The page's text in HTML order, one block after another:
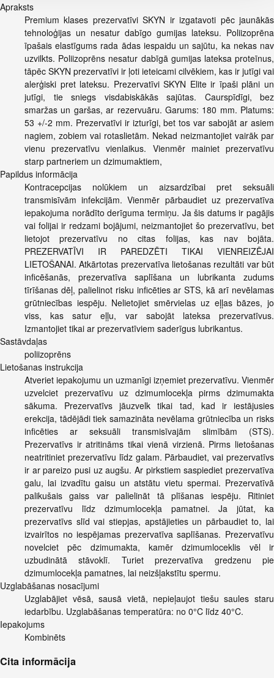
Apraksts
Premium klases prezervatīvi SKYN ir izgatavoti pēc jaunākās
tehnoloģijas un nesatur dabīgo gumijas lateksu. Poliizoprēna
īpašais elastīgums rada ādas iespaidu un sajūtu, ka nekas nav
uzvilkts. Poliizoprēns nesatur dabīgā gumijas lateksa proteīnus,
tāpēc SKYN prezervatīvi ir ļoti ieteicami cilvēkiem, kas ir jutīgi vai
alerģiski pret lateksu. Prezervatīvi SKYN Elite ir īpaši plāni un
jutīgi, tie sniegs visdabiskākās sajūtas. Caurspīdīgi, bez
smaržas un garšas, ar rezervuāru. Garums: 180 mm. Platums:
53 +/-2 mm. Prezervatīvi ir izturīgi, bet tos var sabojāt ar asiem
nagiem, zobiem vai rotaslietām. Nekad neizmantojiet vairāk par
vienu prezervatīvu vienlaikus. Vienmēr mainiet prezervatīvu
starp partneriem un dzimumaktiem,
Papildus informācija
Kontracepcijas nolūkiem un aizsardzībai pret seksuāli
transmisīvām infekcijām. Vienmēr pārbaudiet uz prezervatīva
iepakojuma norādīto derīguma termiņu. Ja šis datums ir pagājis
vai folijai ir redzami bojājumi, neizmantojiet šo prezervatīvu, bet
lietojot prezervatīvu no citas folijas, kas nav bojāta.
PREZERVATĪVI IR PAREDZĒTI TIKAI VIENREIZĒJAI
LIETOŠANAI. Atkārtotas prezervatīva lietošanas rezultāti var būt
inficēšanās, prezervatīva saplīšana un lubrikanta zudums
tīrīšanas dēļ, palielinot risku inficēties ar STS, kā arī nevēlamas
grūtniecības iespēju. Nelietojiet smērvielas uz eļļas bāzes, jo
viss, kas satur eļļu, var sabojāt lateksa prezervatīvus.
Izmantojiet tikai ar prezervatīviem saderīgus lubrikantus.
Sastāvdaļas
poliizoprēns
Lietošanas instrukcija
Atveriet iepakojumu un uzmanīgi izņemiet prezervatīvu. Vienmēr
uzvelciet prezervatīvu uz dzimumlocekļa pirms dzimumakta
sākuma. Prezervatīvs jāuzvelk tikai tad, kad ir iestājusies
erekcija, tādējādi tiek samazināta nevēlama grūtniecība un risks
inficēties ar seksuāli transmisīvajām slimībām (STS).
Prezervatīvs ir atritināms tikai vienā virzienā. Pirms lietošanas
neatritiniet prezervatīvu līdz galam. Pārbaudiet, vai prezervatīvs
ir ar pareizo pusi uz augšu. Ar pirkstiem saspiediet prezervatīva
galu, lai izvadītu gaisu un atstātu vietu spermai. Prezervatīvā
palikušais gaiss var palielināt tā plīšanas iespēju. Ritiniet
prezervatīvu līdz dzimumlocekļa pamatnei. Ja jūtat, ka
prezervatīvs slīd vai stiepjas, apstājieties un pārbaudiet to, lai
izvairītos no iespējamas prezervatīva saplīšanas. Prezervatīvu
novelciet pēc dzimumakta, kamēr dzimumloceklis vēl ir
uzbudinātā stāvoklī. Turiet prezervatīva gredzenu pie
dzimumlocekļa pamatnes, lai neizšļakstītu spermu.
Uzglabāšanas nosacījumi
Uzglabājiet vēsā, sausā vietā, nepieļaujot tiešu saules staru
iedarbību. Uzglabāšanas temperatūra: no 0°C līdz 40°C.
Iepakojums
Kombinēts
Cita informācija